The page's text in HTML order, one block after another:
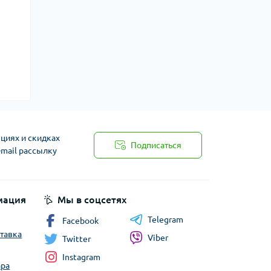
и скидках
рассылку
Подписаться
Мы в соцсетях
Facebook
Twitter
Instagram
Telegram
Viber